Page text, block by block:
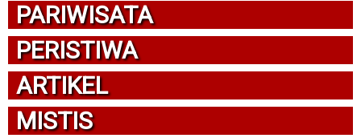
PARIWISATA
PERISTIWA
ARTIKEL
MISTIS